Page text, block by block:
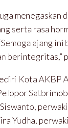
menegaskan
serta rasa
ajang
berintegritas,”
Kota AKBP
Yudha,